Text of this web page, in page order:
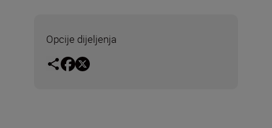
Opcije dijeljenja